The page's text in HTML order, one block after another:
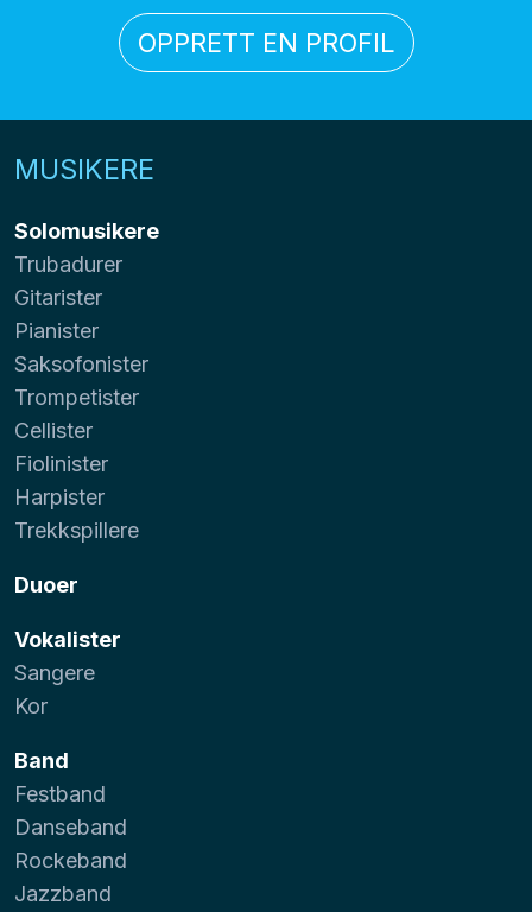
OPPRETT EN PROFIL
MUSIKERE
Solomusikere
Trubadurer
Gitarister
Pianister
Saksofonister
Trompetister
Cellister
Fiolinister
Harpister
Trekkspillere
Duoer
Vokalister
Sangere
Kor
Band
Festband
Danseband
Rockeband
Jazzband